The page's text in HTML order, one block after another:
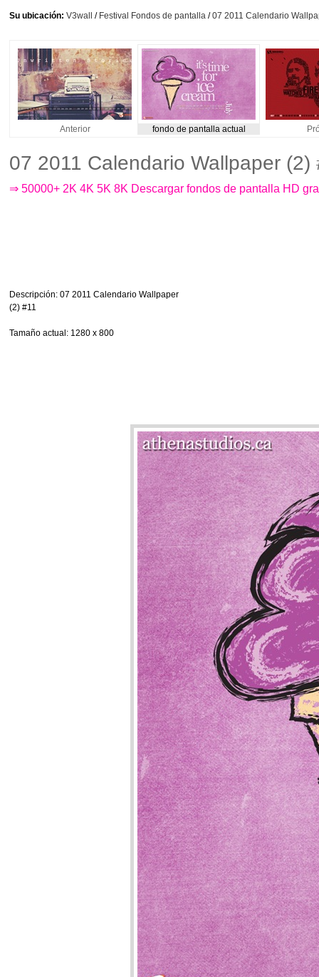
Su ubicación: V3wall / Festival Fondos de pantalla /07 2011 Calendario
Anterior fondo de pantalla actual
07 2011 Calendario Wallpaper (2)
⇒ 50000+ 2K 4K 5K 8K Descargar fondos de pantalla HD
Descripción: 07 2011 Calendario Wallpaper
(2) #11
Tamaño actual : 1280 x 800